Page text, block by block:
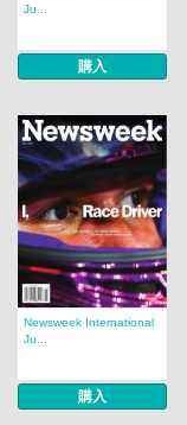
Ju...
購入
Newsweek International
Ju...
購入